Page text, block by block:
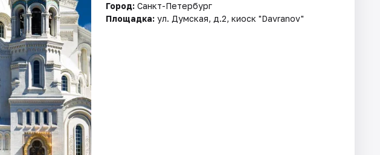
Город: Санкт-Петербург
Площадка: ул. Думская, д.2, киоск "Davranov"